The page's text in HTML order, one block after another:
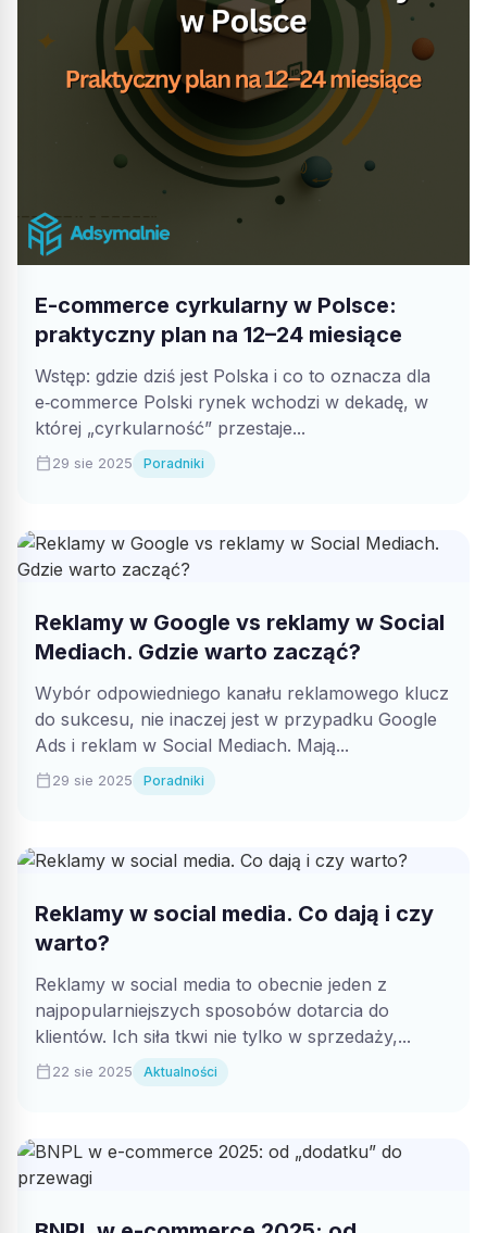
E-commerce cyrkularny w Polsce:
praktyczny plan na 12–24 miesiące
Wstęp: gdzie dziś jest Polska i co to oznacza dla
e‑commerce Polski rynek wchodzi w dekadę, w
której „cyrkularność” przestaje...
calendar_today29 sie 2025 Poradniki
Reklamy w Google vs reklamy w Social
Mediach. Gdzie warto zacząć?
Wybór odpowiedniego kanału reklamowego klucz
do sukcesu, nie inaczej jest w przypadku Google
Ads i reklam w Social Mediach. Mają...
calendar_today29 sie 2025 Poradniki
Reklamy w social media. Co dają i czy
warto?
Reklamy w social media to obecnie jeden z
najpopularniejszych sposobów dotarcia do
klientów. Ich siła tkwi nie tylko w sprzedaży,...
calendar_today22 sie 2025 Aktualności